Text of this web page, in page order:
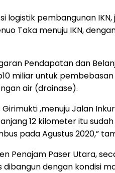
logistik pembangunan
Taka menuju IKN,
Pendapatan dan
miliar untuk
air (drainase).
,menuju Jalan
12 kilometer itu
pada Agustus 2020,”
Penajam Paser Utara,
dengan kondisi